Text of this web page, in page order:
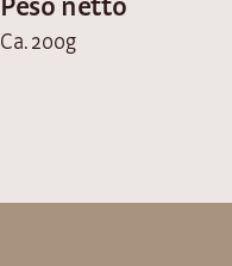
Peso netto
Ca. 200g